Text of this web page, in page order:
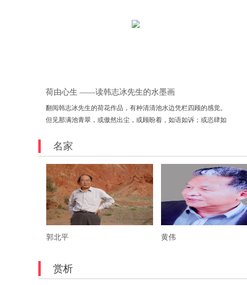
荷由心生 ——读韩志冰先生的水墨画
翻阅韩志冰先生的荷花作品，有种清清池水边凭栏四顾的感觉。
但见那满池青翠，或傲然出尘，或顾盼着，如语如诉；或恣肆如
叶，浓的蓊然沉郁，淡的洒然飘逸，浓浓淡淡间，纯粹得恍若天
地鸿蒙，中锋粗壮而不涩滞，侧锋空灵而不枯扁，亭亭的荷茎和
荷芰生机勃勃地滋长蔓延着，支撑着生命的绚烂绽放。粉黛出
水．天生丽质似亭亭玉立的仙子在碧波中美目流盼。草下游动的
小鱼．掠过水面的蜻蜓．微风骤起，掀起一片绿浪，送来阵阵荷
香……...
名家
郭北平 黄伟
赏析